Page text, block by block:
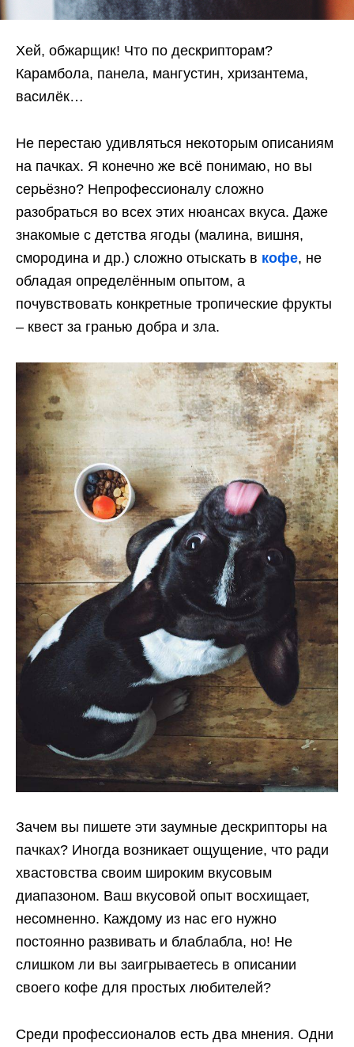
Хей, обжарщик! Что по дескрипторам?
Карамбола, панела, мангустин, хризантема,
василёк…
Не перестаю удивляться некоторым описаниям
на пачках. Я конечно же всё понимаю, но вы
серьёзно? Непрофессионалу сложно
разобраться во всех этих нюансах вкуса. Даже
знакомые с детства ягоды (малина, вишня,
смородина и др.) сложно отыскать в кофе, не
обладая определённым опытом, а
почувствовать конкретные тропические фрукты
– квест за гранью добра и зла.
Зачем вы пишете эти заумные дескрипторы на
пачках? Иногда возникает ощущение, что ради
хвастовства своим широким вкусовым
диапазоном. Ваш вкусовой опыт восхищает,
несомненно. Каждому из нас его нужно
постоянно развивать и блаблабла, но! Не
слишком ли вы заигрываетесь в описании
своего кофе для простых любителей?
Среди профессионалов есть два мнения. Одни